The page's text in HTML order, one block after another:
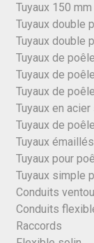
Tuyaux 150
Tuyaux double
Tuyaux double
Tuyaux de
Tuyaux de
Tuyaux de
Tuyaux en
Tuyaux de
Tuyaux
Tuyaux pour
Tuyaux simple
Conduits
Conduits
Raccords